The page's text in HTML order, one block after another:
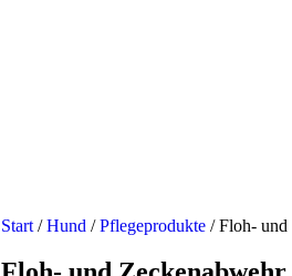
Start /Hund /Pflegeprodukte / Floh- und